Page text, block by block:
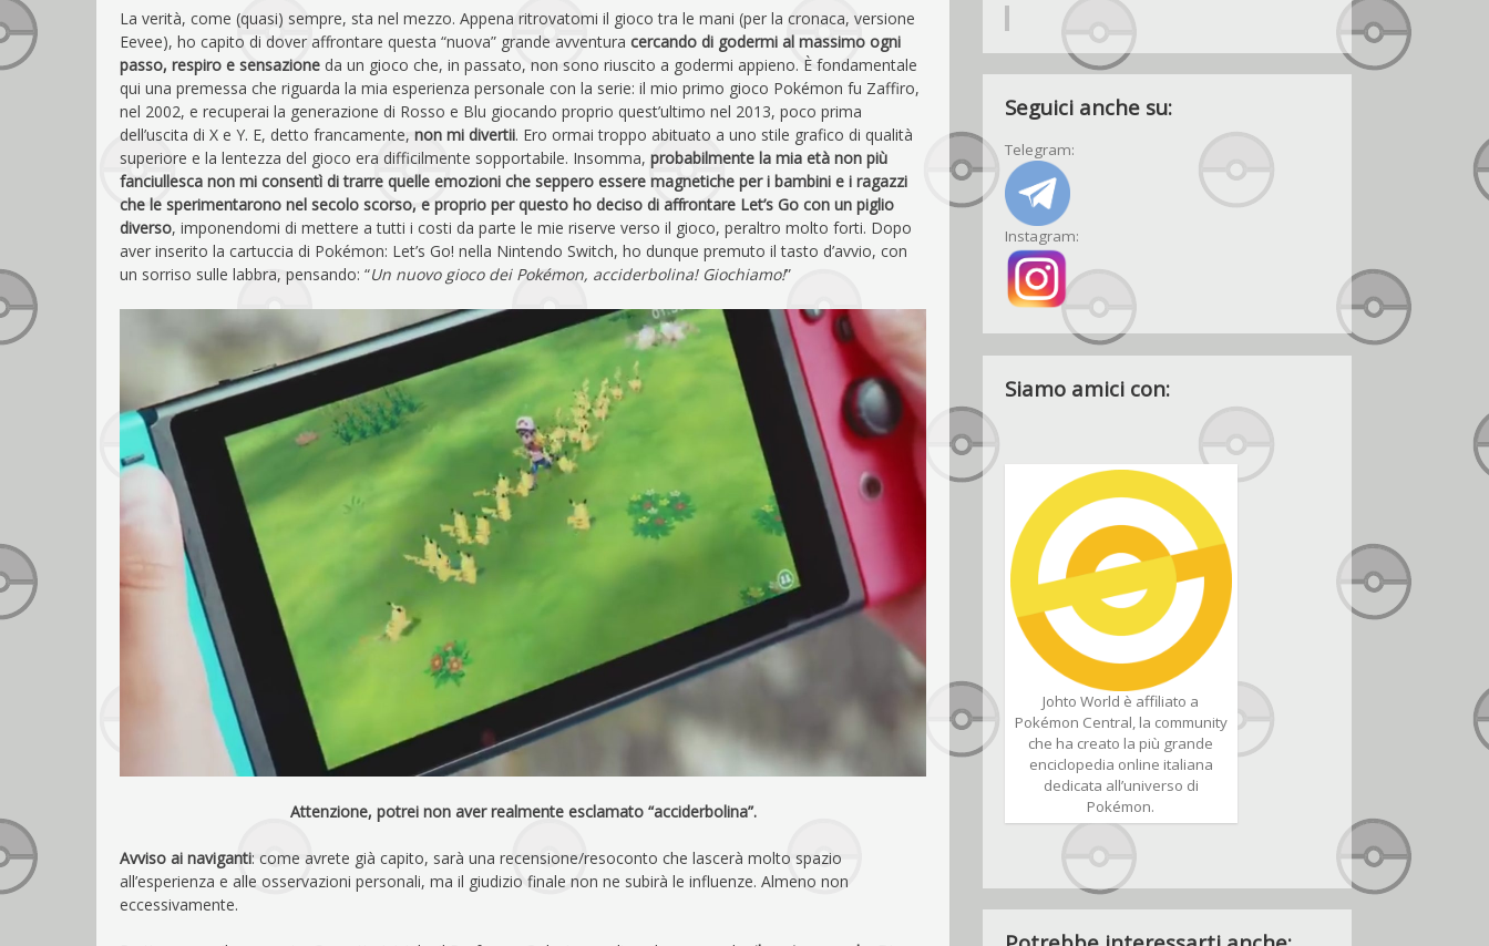
La verità, come (quasi) sempre, sta nel mezzo. Appena ritrovatomi il gioco tra le mani (per la cronaca, versione
Eevee), ho capito di dover affrontare questa “nuova” grande avventura cercando di godermi al massimo ogni
passo, respiro e sensazione da un gioco che, in passato, non sono riuscito a godermi appieno. È fondamentale
qui una premessa che riguarda la mia esperienza personale con la serie: il mio primo gioco Pokémon fu Zaffiro,
nel 2002, e recuperai la generazione di Rosso e Blu giocando proprio quest’ultimo nel 2013, poco prima
dell’uscita di X e Y. E, detto francamente, non mi divertii. Ero ormai troppo abituato a uno stile grafico di qualità
superiore e la lentezza del gioco era difficilmente sopportabile. Insomma, probabilmente la mia età non più
fanciullesca non mi consentì di trarre quelle emozioni che seppero essere magnetiche per i bambini e i ragazzi
che le sperimentarono nel secolo scorso, e proprio per questo ho deciso di affrontare Let’s Go con un piglio
diverso, imponendomi di mettere a tutti i costi da parte le mie riserve verso il gioco, peraltro molto forti. Dopo
aver inserito la cartuccia di Pokémon: Let’s Go! nella Nintendo Switch, ho dunque premuto il tasto d’avvio, con
un sorriso sulle labbra, pensando: “Un nuovo gioco dei Pokémon, acciderbolina! Giochiamo!”
Attenzione, potrei non aver realmente esclamato “acciderbolina”.
Avviso ai naviganti: come avrete già capito, sarà una recensione/resoconto che lascerà molto spazio
all’esperienza e alle osservazioni personali, ma il giudizio finale non ne subirà le influenze. Almeno non
eccessivamente.
Seguici anche su:
Telegram:
Instagram:
Siamo amici con:
Johto World è affiliato a
Pokémon Central, la community
che ha creato la più grande
enciclopedia online italiana
dedicata all’universo di
Pokémon.